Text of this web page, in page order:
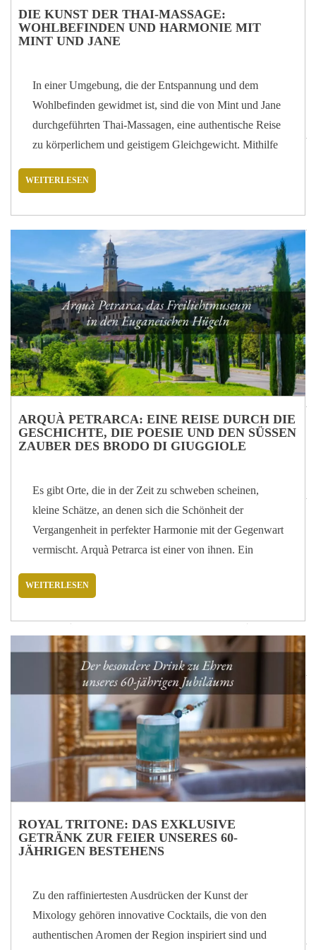
DIE KUNST DER THAI-MASSAGE:
WOHLBEFINDEN UND HARMONIE MIT
MINT UND JANE
In einer Umgebung, die der Entspannung und dem
Wohlbefinden gewidmet ist, sind die von Mint und Jane
durchgeführten Thai-Massagen, eine authentische Reise
zu körperlichem und geistigem Gleichgewicht. Mithilfe
Behandlung auf die individuellen Bedürfnisse
vermitteln. Doch was sind die Merkmale dieser
Massagen und welche Vorteile bringen sie mit sich? Um
das herauszufinden, haben wir uns direkt an Mint und
Jane gewandt, die ihre Gäste jeden Tag auf eine Reise
der Entspannung und Regeneration mitnehmen. Welche
traditionellen thailändischen Techniken verwenden Sie
bei Ihren…
WEITERLESEN
ARQUÀ PETRARCA: EINE REISE DURCH DIE
GESCHICHTE, DIE POESIE UND DEN SÜSSEN Z
AUBER DES BRODO DI GIUGGIOLE
Es gibt Orte, die in der Zeit zu schweben scheinen,
kleine Schätze, an denen sich die Schönheit der
Vergangenheit in perfekter Harmonie mit der Gegenwart
vermischt. Arquà Petrarca ist einer von ihnen. Ein
jede Gasse eine Geschichte erzählt und jedes Aroma
des Dorfes, dem es seinen Namen verdankt,
wiederzugeben. Er empfängt Sie in einer
stimmungsvollen Umgebung, in der Sie das Gefühl
haben werden, durch die gepflasterten Straßen des
mittelalterlichen Dorfes zu spazieren, das den größten
italienischen Dichter beherbergte. Das typische…
WEITERLESEN
ROYAL TRITONE: DAS EXKLUSIVE
GETRÄNK ZUR FEIER UNSERES 60-
JÄHRIGEN BESTEHENS
Zu den raffiniertesten Ausdrücken der Kunst der
Mixology gehören innovative Cocktails, die von den
authentischen Aromen der Region inspiriert sind und